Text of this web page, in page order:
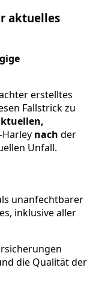
aktuelles
erstelltes
Fallstrick zu
nach der
Unfall.
unanfechtbarer
inklusive aller
die Qualität der